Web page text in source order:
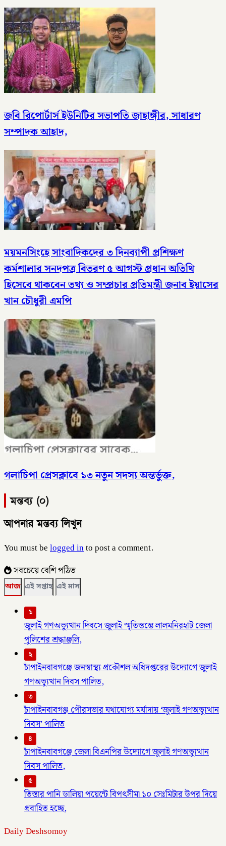
জবি রিপোর্টার্স ইউনিটির সভাপতি জাহাঙ্গীর, সাধারণ
সম্পাদক আহাদ,
ময়মনসিংহে সাংবাদিকদের ৩ দিনব্যাপী প্রশিক্ষণ
কর্মশালার সনদপত্র বিতরণ ৫ আগস্ট​ প্রধান অতিথি
হিসেবে থাকবেন তথ্য ও সম্প্রচার প্রতিমন্ত্রী জনাব ইয়াসের
খান চৌধুরী এমপি
গলাচিপা প্রেসক্লাবে ১৩ নতুন সদস্য অন্তর্ভুক্ত,
মন্তব্য (০)
আপনার মন্তব্য লিখুন
You must belogged into post a comment.
সবচেয়ে বেশি পঠিত
আজ এই সপ্তাহ এই মাস
১
জুলাই গণঅভ্যুত্থান দিবসে জুলাই স্মৃতিস্তম্ভে লালমনিরহাট জেলা
পুলিশের শ্রদ্ধাঞ্জলি,
২
চাঁপাইনবাবগঞ্জে জনস্বাস্থ্য প্রকৌশল অধিদপ্তরের উদ্যোগে জুলাই
গণঅভ্যুত্থান দিবস পালিত,
৩
চাঁপাইনবাবগঞ্জ পৌরসভার যথাযোগ্য মর্যাদায় ‘জুলাই গণঅভ্যুত্থান
দিবস’ পালিত
৪
চাঁপাইনবাবগঞ্জে জেলা বিএনপির উদ্যোগে জুলাই গণঅভ্যুত্থান
দিবস পালিত,
৫
তিস্তার পানি ডালিয়া পয়েন্টে বিপৎসীমা ১০ সেঃমিটার উপর দিয়ে
প্রবাহিত হচ্ছে,
Daily Deshsomoy